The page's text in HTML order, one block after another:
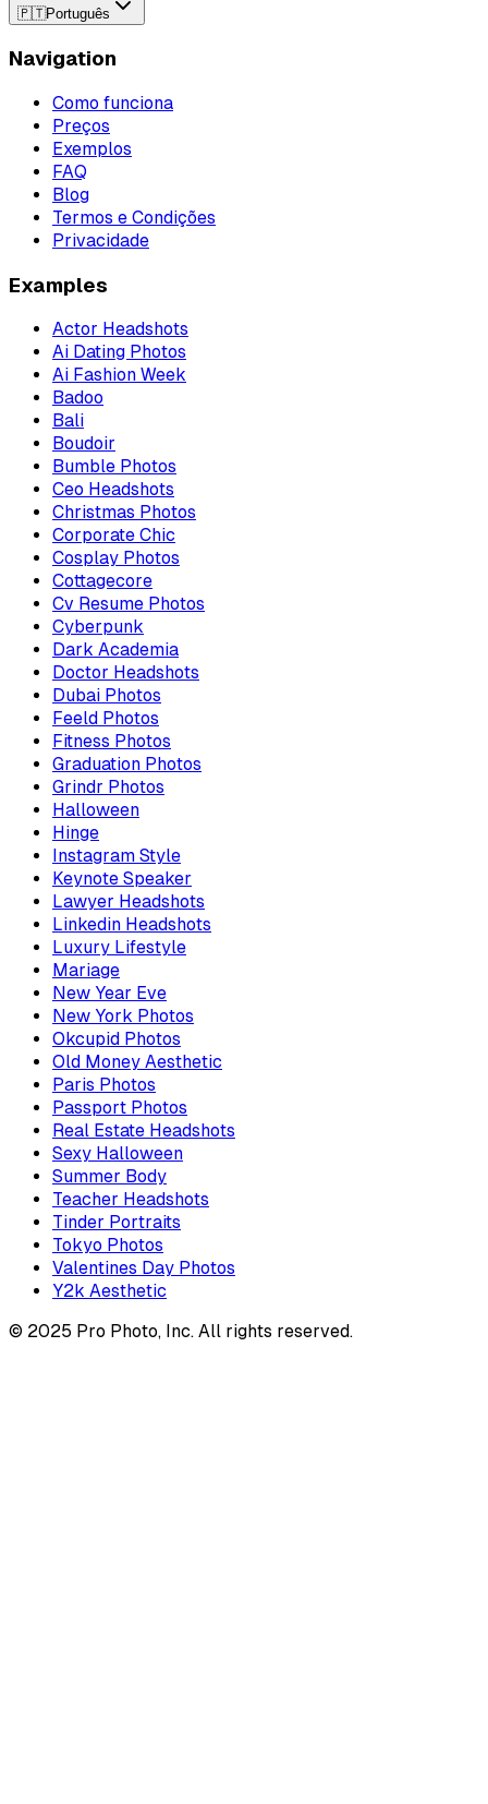
🇵🇹Português
Navigation
Como funciona
Preços
Exemplos
FAQ
Blog
Termos e Condições
Privacidade
Examples
Actor Headshots
Ai Dating Photos
Ai Fashion Week
Badoo
Bali
Boudoir
Bumble Photos
Ceo Headshots
Christmas Photos
Corporate Chic
Cosplay Photos
Cottagecore
Cv Resume Photos
Cyberpunk
Dark Academia
Doctor Headshots
Dubai Photos
Feeld Photos
Fitness Photos
Graduation Photos
Grindr Photos
Halloween
Hinge
Instagram Style
Keynote Speaker
Lawyer Headshots
Linkedin Headshots
Luxury Lifestyle
Mariage
New Year Eve
New York Photos
Okcupid Photos
Old Money Aesthetic
Paris Photos
Passport Photos
Real Estate Headshots
Sexy Halloween
Summer Body
Teacher Headshots
Tinder Portraits
Tokyo Photos
Valentines Day Photos
Y2k Aesthetic
© 2025 Pro Photo, Inc. All rights reserved.